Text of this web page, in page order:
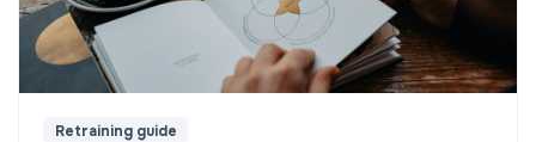
Retraining guide